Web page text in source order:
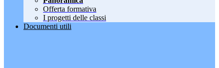
Offerta formativa
I progetti delle classi
Documenti utili